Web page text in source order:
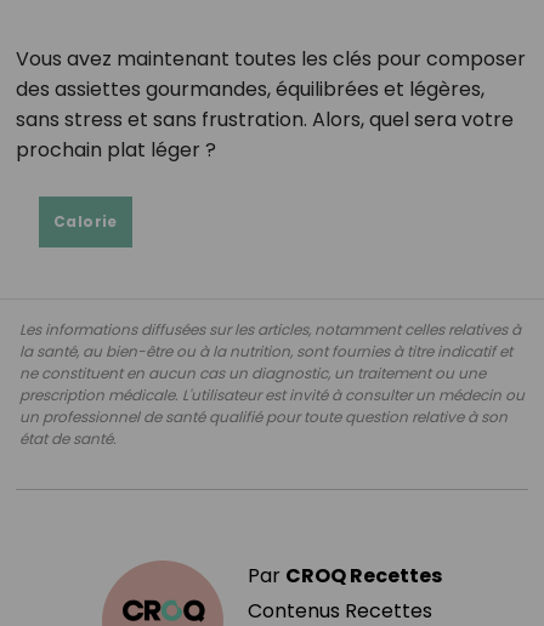
Vous avez maintenant toutes les clés pour composer
des assiettes gourmandes, équilibrées et légères,
sans stress et sans frustration. Alors, quel sera votre
prochain plat léger ?
Calorie
Les informations diffusées sur les articles, notamment celles relatives à
la santé, au bien-être ou à la nutrition, sont fournies à titre indicatif et
ne constituent en aucun cas un diagnostic, un traitement ou une
prescription médicale. L'utilisateur est invité à consulter un médecin ou
un professionnel de santé qualifié pour toute question relative à son
état de santé.
Par CROQ Recettes
Contenus Recettes